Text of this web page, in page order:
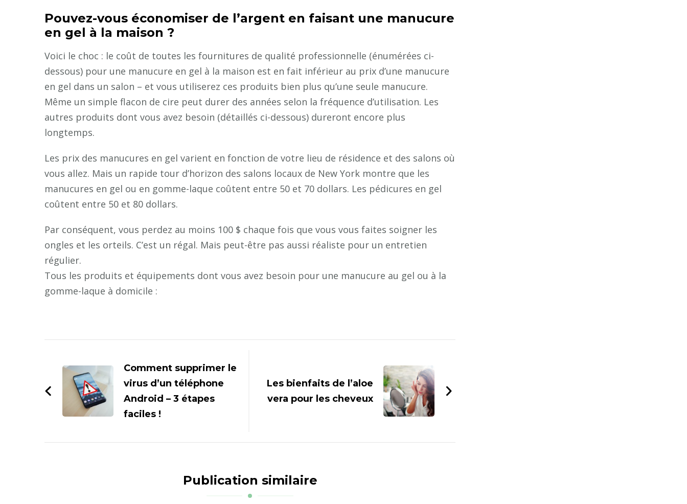
Pouvez-vous économiser de l’argent en faisant une manucure
en gel à la maison ?
Voici le choc : le coût de toutes les fournitures de qualité professionnelle (énumérées ci-
dessous) pour une manucure en gel à la maison est en fait inférieur au prix d’une manucure
en gel dans un salon – et vous utiliserez ces produits bien plus qu’une seule manucure.
Même un simple flacon de cire peut durer des années selon la fréquence d’utilisation. Les
autres produits dont vous avez besoin (détaillés ci-dessous) dureront encore plus
longtemps.
Les prix des manucures en gel varient en fonction de votre lieu de résidence et des salons où
vous allez. Mais un rapide tour d’horizon des salons locaux de New York montre que les
manucures en gel ou en gomme-laque coûtent entre 50 et 70 dollars. Les pédicures en gel
coûtent entre 50 et 80 dollars.
Par conséquent, vous perdez au moins 100 $ chaque fois que vous vous faites soigner les
ongles et les orteils. C’est un régal. Mais peut-être pas aussi réaliste pour un entretien
régulier.
Tous les produits et équipements dont vous avez besoin pour une manucure au gel ou à la
gomme-laque à domicile :
d'article
Comment supprimer le
virus d’un téléphone
Android – 3 étapes
faciles !
Les bienfaits de l’aloe
vera pour les cheveux
Publication similaire